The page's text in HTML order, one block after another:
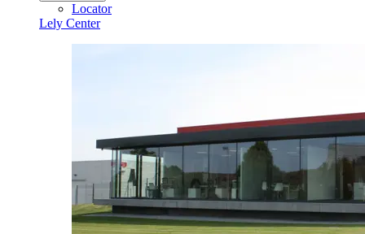
Locator
Lely Center